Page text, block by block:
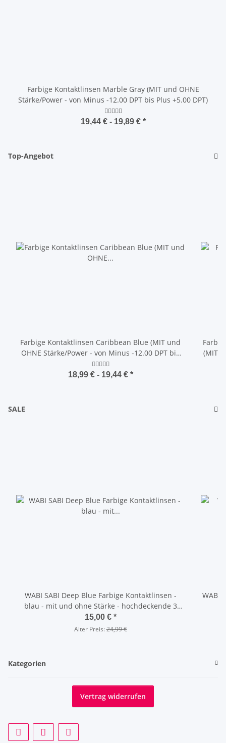
Farbige Kontaktlinsen Marble Gray (MIT und OHNE
Stärke/Power - von Minus -12.00 DPT bis Plus +5.00 DPT)
19,44 € - 19,89 € *
Top-Angebot
Farbige Kontaktlinsen Caribbean Blue (MIT und
OHNE Stärke/Power - von Minus -12.00 DPT bis
Plus +5.00 DPT)
18,99 € - 19,44 € *
(MIT
SALE
WABI SABI Deep Blue Farbige Kontaktlinsen -
blau - mit und ohne Stärke - hochdeckende 3
Monatslinsen
15,00 € *
Alter Preis:24,99 €
WABI
Kategorien
Vertrag widerrufen